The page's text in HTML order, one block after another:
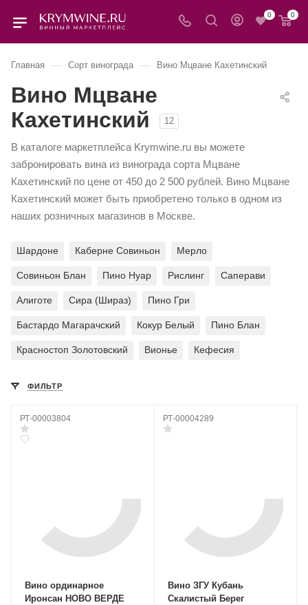
0 0
Главная — Сорт винограда — Вино Мцване Кахетинский
Вино Мцване
Кахетинский
12
В каталоге маркетплейса Krymwine.ru вы можете
забронировать вина из винограда сорта Мцване
Кахетинский по цене от 450 до 2 500 рублей. Вино Мцване
Кахетинский может быть приобретено только в одном из
наших розничных магазинов в Москве.
Шардоне Каберне Совиньон Мерло
Совиньон Блан Пино Нуар Рислинг Саперави
Алиготе Сира (Шираз) Пино Гри
Бастардо Магарачский Кокур Белый Пино Блан
Красностоп Золотовский Вионье Кефесия
ФИЛЬТР
РТ-00003804
Вино ординарное
Иронсан НОВО ВЕРДЕ
РТ-00004289
Вино ЗГУ Кубань
Скалистый Берег